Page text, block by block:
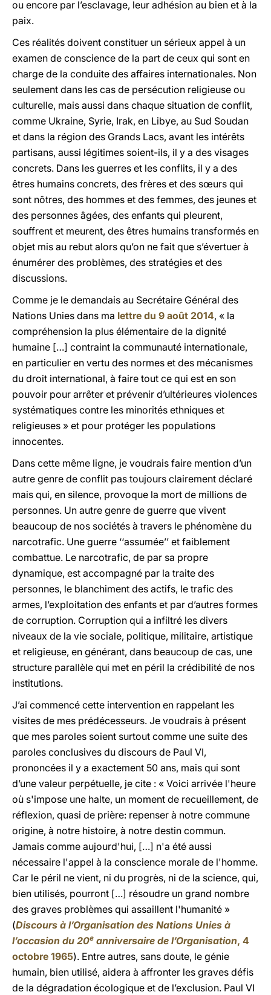
ou encore par l’esclavage, leur adhésion au bien et à la
paix.
Ces réalités doivent constituer un sérieux appel à un
examen de conscience de la part de ceux qui sont en
charge de la conduite des affaires internationales. Non
seulement dans les cas de persécution religieuse ou
culturelle, mais aussi dans chaque situation de conflit,
comme Ukraine, Syrie, Irak, en Libye, au Sud Soudan
et dans la région des Grands Lacs, avant les intérêts
partisans, aussi légitimes soient-ils, il y a des visages
concrets. Dans les guerres et les conflits, il y a des
êtres humains concrets, des frères et des sœurs qui
sont nôtres, des hommes et des femmes, des jeunes et
des personnes âgées, des enfants qui pleurent,
souffrent et meurent, des êtres humains transformés en
objet mis au rebut alors qu’on ne fait que s’évertuer à
énumérer des problèmes, des stratégies et des
discussions.
Comme je le demandais au Secrétaire Général des
Nations Unies dans ma lettre du 9 août 2014, « la
compréhension la plus élémentaire de la dignité
humaine […] contraint la communauté internationale,
en particulier en vertu des normes et des mécanismes
du droit international, à faire tout ce qui est en son
pouvoir pour arrêter et prévenir d’ultérieures violences
systématiques contre les minorités ethniques et
religieuses » et pour protéger les populations
innocentes.
Dans cette même ligne, je voudrais faire mention d’un
autre genre de conflit pas toujours clairement déclaré
mais qui, en silence, provoque la mort de millions de
personnes. Un autre genre de guerre que vivent
beaucoup de nos sociétés à travers le phénomène du
narcotrafic. Une guerre ‘‘assumée’’ et faiblement
combattue. Le narcotrafic, de par sa propre
dynamique, est accompagné par la traite des
personnes, le blanchiment des actifs, le trafic des
armes, l’exploitation des enfants et par d’autres formes
de corruption. Corruption qui a infiltré les divers
niveaux de la vie sociale, politique, militaire, artistique
et religieuse, en générant, dans beaucoup de cas, une
structure parallèle qui met en péril la crédibilité de nos
institutions.
J’ai commencé cette intervention en rappelant les
visites de mes prédécesseurs. Je voudrais à présent
que mes paroles soient surtout comme une suite des
paroles conclusives du discours de Paul VI,
prononcées il y a exactement 50 ans, mais qui sont
d’une valeur perpétuelle, je cite : « Voici arrivée l'heure
où s'impose une halte, un moment de recueillement, de
réflexion, quasi de prière: repenser à notre commune
origine, à notre histoire, à notre destin commun.
Jamais comme aujourd'hui, […] n'a été aussi
nécessaire l'appel à la conscience morale de l'homme.
Car le péril ne vient, ni du progrès, ni de la science, qui,
bien utilisés, pourront […] résoudre un grand nombre
des graves problèmes qui assaillent l'humanité »
(Discours à l’Organisation des Nations Unies à
l’occasion du 20e anniversaire de l’Organisation, 4
octobre 1965). Entre autres, sans doute, le génie
humain, bien utilisé, aidera à affronter les graves défis
de la dégradation écologique et de l’exclusion. Paul VI